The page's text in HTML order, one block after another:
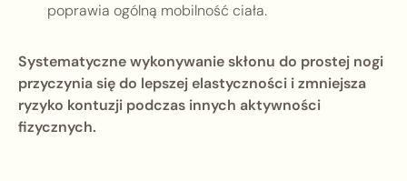
poprawia ogólną mobilność ciała.
Systematyczne wykonywanie skłonu do prostej nogi
przyczynia się do lepszej elastyczności i zmniejsza
ryzyko kontuzji podczas innych aktywności
fizycznych.